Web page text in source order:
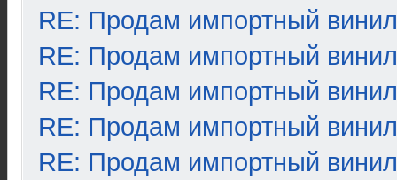
RE: Продам импортный винил
RE: Продам импортный винил
RE: Продам импортный винил
RE: Продам импортный винил
RE: Продам импортный винил